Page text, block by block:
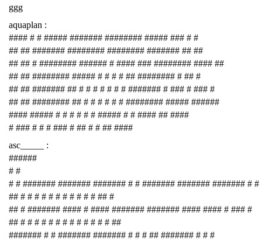
ggg
aquaplan :
#### # # ##### ####### ######## ##### ### # #
## ## ####### ######## ######## ####### ## ##
## ## # ######## ###### # #### ### ######## #### ##
## ## ######## ##### # # # # ## ######## # ## #
## ## ####### ## # # # # # # # ####### # ### # ### #
## ## ######## ## # # # # # # ######## ##### ######
#### ##### # # # # # # ##### # # #### ## ####
# ### # # # ### # ## # # ## ####
asc_____ :
######
# #
# # ####### ####### ####### # # ####### ####### ####### # #
## # # # # # # # # # # # ## #
## # ####### #### # #### ####### ####### #### #### # ### #
## # # # # # # # # # # # # # ##
####### # # ####### ####### # # # ## ####### # # #